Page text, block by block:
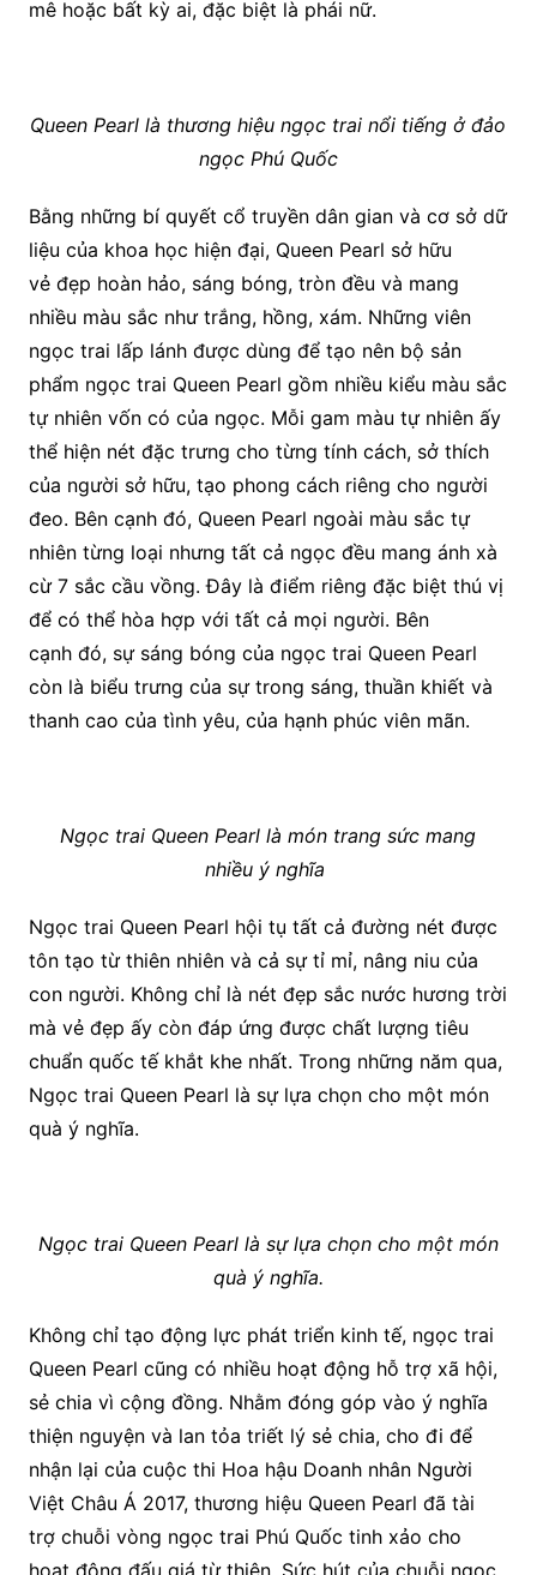
mê hoặc bất kỳ ai, đặc biệt là phái nữ.
Queen Pearl là thương hiệu ngọc trai nổi tiếng ở đảo
ngọc Phú Quốc
Bằng những bí quyết cổ truyền dân gian và cơ sở dữ
liệu của khoa học hiện đại, Queen Pearl sở hữu
vẻ đẹp hoàn hảo, sáng bóng, tròn đều và mang
nhiều màu sắc như trắng, hồng, xám. Những viên
ngọc trai lấp lánh được dùng để tạo nên bộ sản
phẩm ngọc trai Queen Pearl gồm nhiều kiểu màu sắc
tự nhiên vốn có của ngọc. Mỗi gam màu tự nhiên ấy
thể hiện nét đặc trưng cho từng tính cách, sở thích
của người sở hữu, tạo phong cách riêng cho người
đeo. Bên cạnh đó, Queen Pearl ngoài màu sắc tự
nhiên từng loại nhưng tất cả ngọc đều mang ánh xà
cừ 7 sắc cầu vồng. Đây là điểm riêng đặc biệt thú vị
để có thể hòa hợp với tất cả mọi người. Bên
cạnh đó, sự sáng bóng của ngọc trai Queen Pearl
còn là biểu trưng của sự trong sáng, thuần khiết và
thanh cao của tình yêu, của hạnh phúc viên mãn.
Ngọc trai Queen Pearl là món trang sức mang
nhiều ý nghĩa
Ngọc trai Queen Pearl hội tụ tất cả đường nét được
tôn tạo từ thiên nhiên và cả sự tỉ mỉ, nâng niu của
con người. Không chỉ là nét đẹp sắc nước hương trời
mà vẻ đẹp ấy còn đáp ứng được chất lượng tiêu
chuẩn quốc tế khắt khe nhất. Trong những năm qua,
Ngọc trai Queen Pearl là sự lựa chọn cho một món
quà ý nghĩa.
Ngọc trai Queen Pearl là sự lựa chọn cho một món
quà ý nghĩa.
Không chỉ tạo động lực phát triển kinh tế, ngọc trai
Queen Pearl cũng có nhiều hoạt động hỗ trợ xã hội,
sẻ chia vì cộng đồng. Nhằm đóng góp vào ý nghĩa
thiện nguyện và lan tỏa triết lý sẻ chia, cho đi để
nhận lại của cuộc thi Hoa hậu Doanh nhân Người
Việt Châu Á 2017, thương hiệu Queen Pearl đã tài
trợ chuỗi vòng ngọc trai Phú Quốc tinh xảo cho